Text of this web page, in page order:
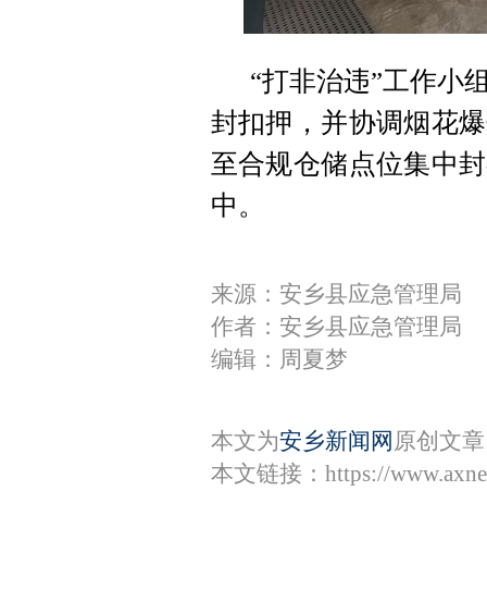
“打非治违”工作小
封扣押，并协调烟花
至合规仓储点位集中
中。
来源：安乡县应急管理局
作者：安乡县应急管理局
编辑：周夏梦
本文为安乡新闻网 原创文
本文链接： https://